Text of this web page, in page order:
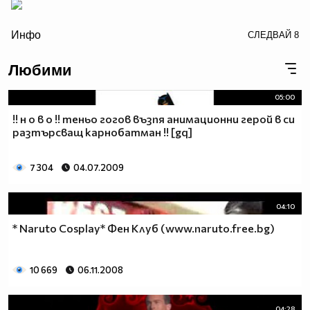
Инфо СЛЕДВАЙ 8
Любими
05:00
!! н о в о !! теньо гогов възпя анимационни герой в си
разтърсващ карнобатман !! [gq]
7 304 04.07.2009
04:10
* Naruto Cosplay* Фен Клуб (www.naruto.free.bg)
10 669 06.11.2008